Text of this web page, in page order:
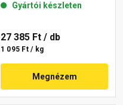
Gyártói készleten
27 385 Ft / db
1 095 Ft / kg
Megnézem